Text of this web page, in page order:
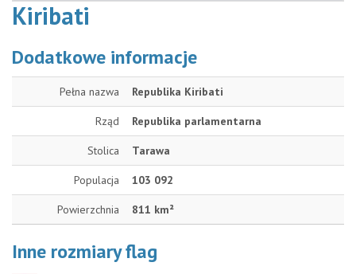
Kiribati
Dodatkowe informacje
Pełna nazwa Republika Kiribati
Rząd Republika parlamentarna
Stolica Tarawa
Populacja 103 092
Powierzchnia 811 km²
Inne rozmiary flag